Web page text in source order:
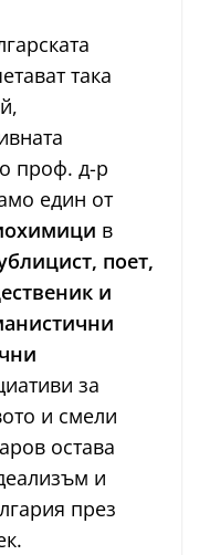
така
проф. д-р
един от
в
поет,
и
за
и смели
остава
и
през